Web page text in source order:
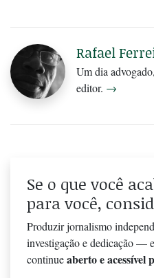
Rafael
Um dia
editor. →
Se o que você
para você,
Produzir jornalismo
investigação e dedicação —
continueaberto e acessível